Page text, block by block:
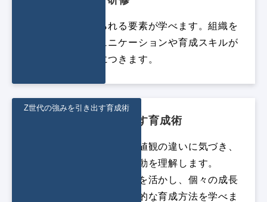
リーダーに求められる要素が学べます。組織を
活性化するコミュニケーションや育成スキルが
演習を通して身につきます。
Z世代の強みを引き出す育成術
人や世代による考えや価値観の違いに気づき、
指導者側の求められる言動を理解します。
新入社員や若手層の強みを活かし、個々の成長
を最大限支援できる効果的な育成方法を学べま
Z世代の強みを引き出す育成術